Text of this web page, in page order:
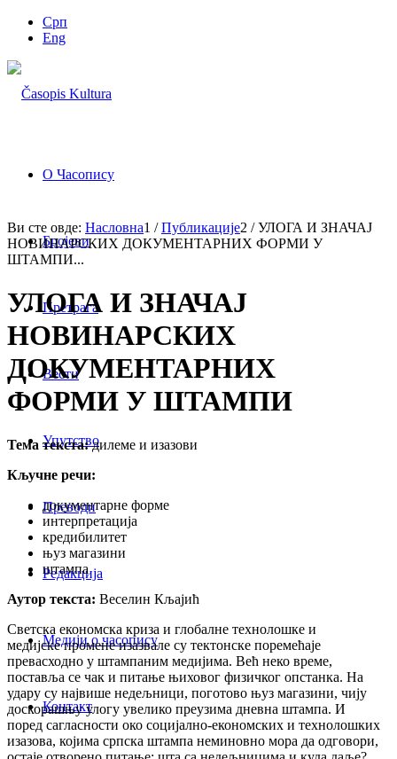
Срп
Eng
О Часопису
Бројеви
Претрага
Вести
Упутство
Преводи
Редакција
Медији о часопису
Контакт
Ви сте овде: Насловна1 / Публикације2 / УЛОГА И ЗНАЧАЈ
НОВИНАРСКИХ ДОКУМЕНТАРНИХ ФОРМИ У
ШТАМПИ...
УЛОГА И ЗНАЧАЈ
НОВИНАРСКИХ
ДОКУМЕНТАРНИХ
ФОРМИ У ШТАМПИ
Тема текста:дилеме и изазови
Кључне речи:
документарне форме
интерпретација
кредибилитет
њуз магазини
штампа
Аутор текста: Веселин Кљајић
Светска економска криза и глобалне технолошке и
медијске промене изазвале су тектонске поремећаје
превасходно у штампаним медијима. Већ неко време,
поставља се чак и питање њиховог физичког опстанка. На
удару су највише недељници, поготово њуз магазини, чију
доскорашњу улогу увелико преузима дневна штампа. И
поред сагласности око социјално-економских и технолошких
изазова, којима српска штампа неминовно мора да одговори,